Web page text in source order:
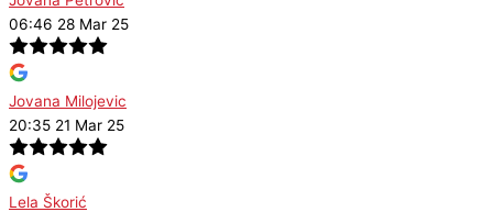
06:46 28 Mar 25
Jovana Milojevic
20:35 21 Mar 25
Lela Škorić